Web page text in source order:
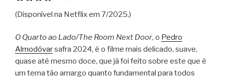
(Disponível na Netflix em 7/2025.)
O Quarto ao Lado/The Room Next Door, o Pedro
Almodóvarsafra 2024, é o filme mais delicado, suave,
quase até mesmo doce, que já foi feito sobre este que é
um tema tão amargo quanto fundamental para todos